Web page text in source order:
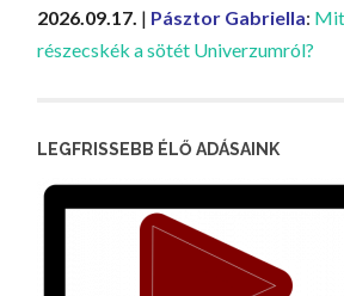
2026.09.17. | Pásztor Gabriella: Mit
részecskék a sötét Univerzumról?
LEGFRISSEBB ÉLŐ ADÁSAINK